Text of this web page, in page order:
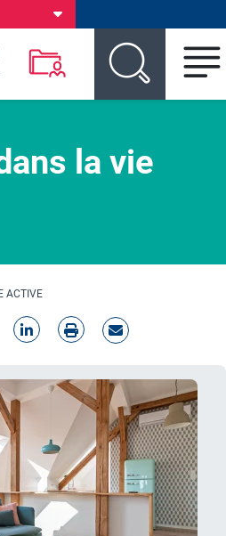
la vie
ACTIVE